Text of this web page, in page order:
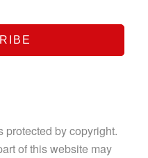
by copyright.
of this website may